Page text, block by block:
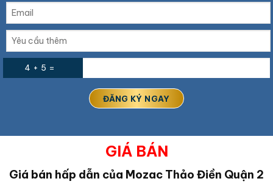
4 + 5 =
GIÁ BÁN
Giá bán hấp dẫn của Mozac Thảo Điền Quận 2